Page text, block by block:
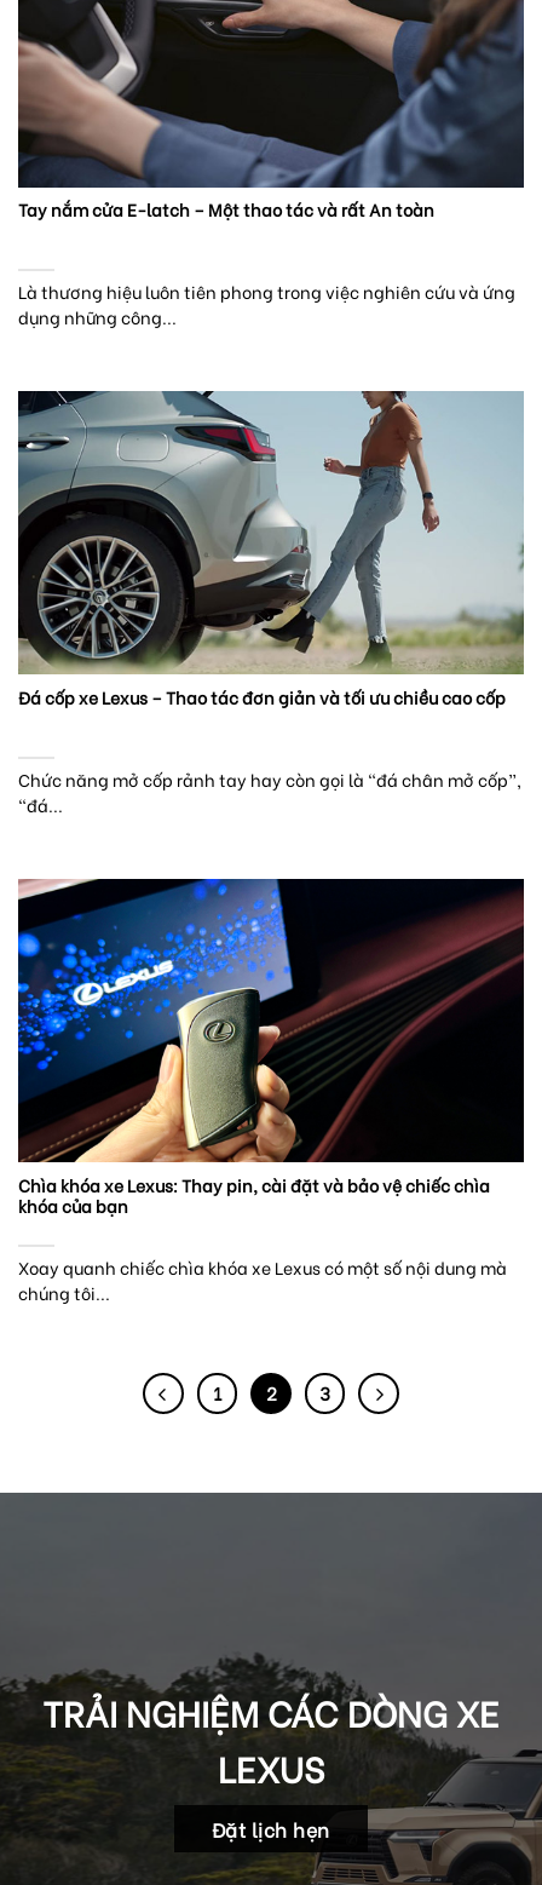
Tay nắm cửa E-latch – Một thao tác và rất An toàn
Là thương hiệu luôn tiên phong trong việc nghiên cứu và ứng
dụng những công...
Đá cốp xe Lexus – Thao tác đơn giản và tối ưu chiều cao cốp
Chức năng mở cốp rảnh tay hay còn gọi là “đá chân mở cốp”,
“đá...
Chìa khóa xe Lexus: Thay pin, cài đặt và bảo vệ chiếc chìa
khóa của bạn
Xoay quanh chiếc chìa khóa xe Lexus có một số nội dung mà
chúng tôi...
1 2 3
TRẢI NGHIỆM CÁC DÒNG XE
LEXUS
Đặt lịch hẹn